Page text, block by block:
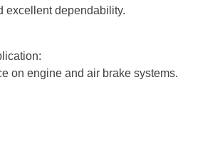
excellent dependability.
on engine and air brake systems.